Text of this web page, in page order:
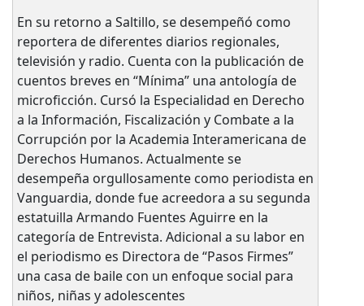
En su retorno a Saltillo, se desempeñó como
reportera de diferentes diarios regionales,
televisión y radio. Cuenta con la publicación de
cuentos breves en “Mínima” una antología de
microficción. Cursó la Especialidad en Derecho
a la Información, Fiscalización y Combate a la
Corrupción por la Academia Interamericana de
Derechos Humanos. Actualmente se
desempeña orgullosamente como periodista en
Vanguardia, donde fue acreedora a su segunda
estatuilla Armando Fuentes Aguirre en la
categoría de Entrevista. Adicional a su labor en
el periodismo es Directora de “Pasos Firmes”
una casa de baile con un enfoque social para
niños, niñas y adolescentes